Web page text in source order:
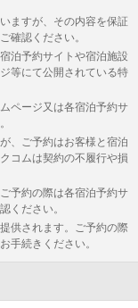
ますが、その内容を保証
確認ください。
泊予約サイトや宿泊施設
等にて公開されている特
ページ又は各宿泊予約サ
、ご予約はお客様と宿泊
コムは契約の不履行や損
予約の際は各宿泊予約サ
ください。
供されます。ご予約の際
手続きください。